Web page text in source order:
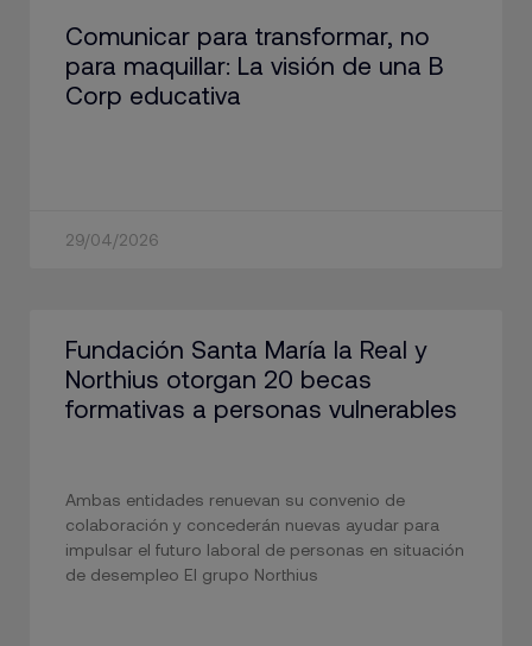
Comunicar para transformar, no
para maquillar: La visión de una B
Corp educativa
29/04/2026
Fundación Santa María la Real y
Northius otorgan 20 becas
formativas a personas vulnerables
Ambas entidades renuevan su convenio de
colaboración y concederán nuevas ayudar para
impulsar el futuro laboral de personas en situación
de desempleo El grupo Northius